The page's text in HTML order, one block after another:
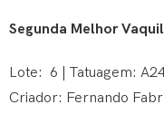
Segunda Melhor
Lote: 6 | Tatuagem:
Criador: Fernando